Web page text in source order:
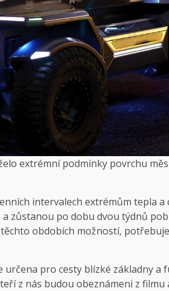
extrémní podmínky povrchu
intervalech extrémům tepla
a zůstanou po dobu dvou týdnů
obdobích možností,
pro cesty blízké základny a
z nás budou obeznámeni z